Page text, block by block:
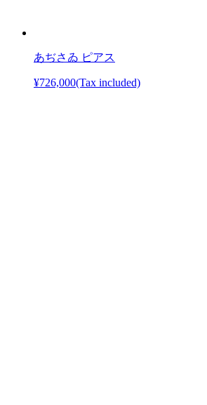
あぢさゐ ピアス
¥726,000(Tax included)